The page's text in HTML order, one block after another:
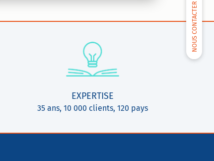
NOUS CONTACTER
EXPERTISE
35 ans, 10 000 clients, 120 pays